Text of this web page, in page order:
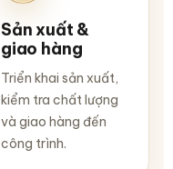
Sản xuất &
giao hàng
Triển khai sản xuất,
kiểm tra chất lượng
và giao hàng đến
công trình.